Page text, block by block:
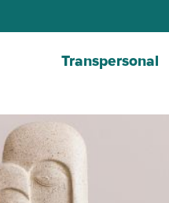
Transpersonal